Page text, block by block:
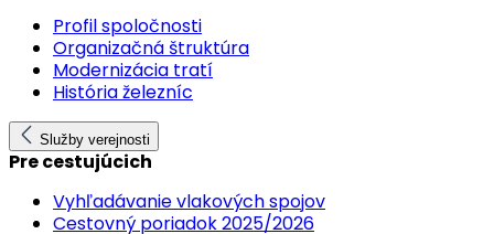
Profil spoločnosti
Organizačná štruktúra
Modernizácia tratí
História železníc
Služby verejnosti
Pre cestujúcich
Vyhľadávanie vlakových spojov
Cestovný poriadok 2025/2026